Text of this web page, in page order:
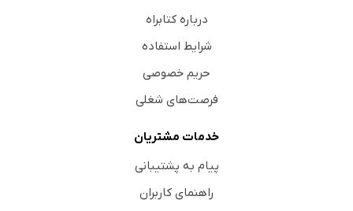
درباره کتابراه
شرایط استفاده
حریم خصوصی
فرصت‌های شغلی
خدمات مشتریان
پیام به پشتیبانی
راهنمای کاربران